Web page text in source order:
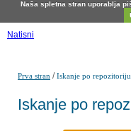
Naša spletna stran uporablja
Natisni
Prva stran /Iskanje po repozitoriju
Iskanje po